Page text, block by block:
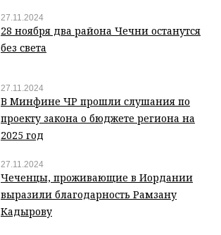
27.11.2024
28 ноября два района Чечни останутся
без света
27.11.2024
В Минфине ЧР прошли слушания по
проекту закона о бюджете региона на
2025 год
27.11.2024
Чеченцы, проживающие в Иордании
выразили благодарность Рамзану
Кадырову